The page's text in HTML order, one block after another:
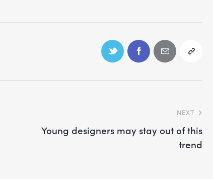
NEXT
Young designers may stay out of this
trend